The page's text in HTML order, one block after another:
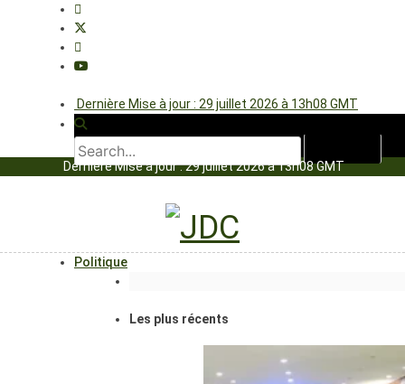
Dernière Mise à jour : 29 juillet 2026 à 13h08 GMT
Dernière Mise à jour : 29 juillet 2026 à 13h08 GMT
Politique
Les plus récents